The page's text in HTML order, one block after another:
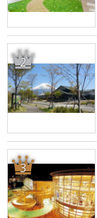
2
3